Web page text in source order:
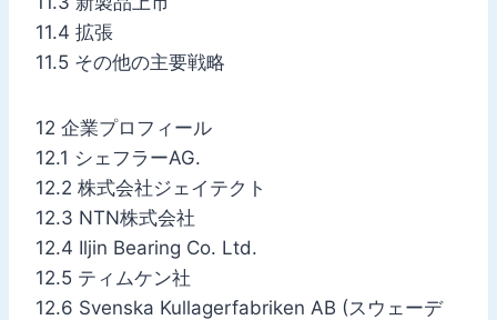
11.4 拡張
11.5 その他の主要戦略
12 企業プロフィール
12.1 シェフラーAG.
12.2 株式会社ジェイテクト
12.3 NTN株式会社
12.4 Iljin Bearing Co. Ltd.
12.5 ティムケン社
12.6 Svenska Kullagerfabriken AB (スウェーデ